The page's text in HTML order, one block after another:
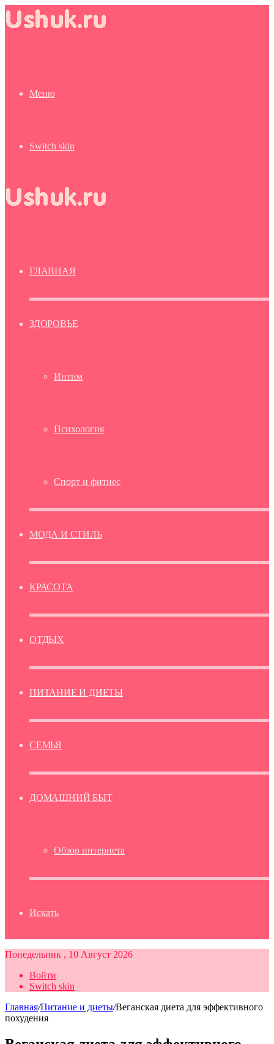
Меню
Switch skin
ГЛАВНАЯ
ЗДОРОВЬЕ
Интим
Психология
Спорт и фитнес
МОДА И СТИЛЬ
КРАСОТА
ОТДЫХ
ПИТАНИЕ И ДИЕТЫ
СЕМЬЯ
ДОМАШНИЙ БЫТ
Обзор интернета
Искать
Понедельник , 10 Август 2026
Войти
Switch skin
Главная/Питание и диеты/Веганская диета для эффективного
похудения